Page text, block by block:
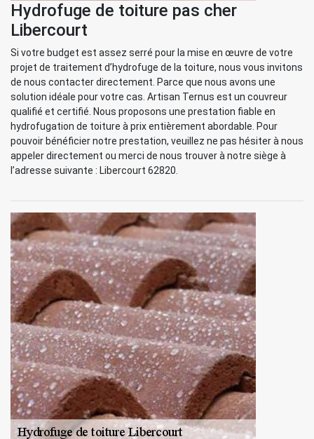
Hydrofuge de toiture pas cher
Libercourt
Si votre budget est assez serré pour la mise en œuvre de votre
projet de traitement d’hydrofuge de la toiture, nous vous invitons
de nous contacter directement. Parce que nous avons une
solution idéale pour votre cas. Artisan Ternus est un couvreur
qualifié et certifié. Nous proposons une prestation fiable en
hydrofugation de toiture à prix entièrement abordable. Pour
pouvoir bénéficier notre prestation, veuillez ne pas hésiter à nous
appeler directement ou merci de nous trouver à notre siège à
l’adresse suivante : Libercourt 62820.